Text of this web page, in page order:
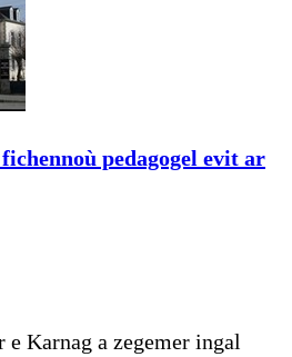
pedagogel evit ar
Karnag a zegemer ingal